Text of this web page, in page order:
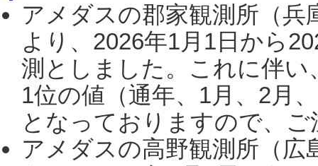
アメダスの郡家観測所（
より、2026年1月1日から
測としました。これに伴い
1位の値（通年、1月、2月
となっておりますので、
アメダスの高野観測所（